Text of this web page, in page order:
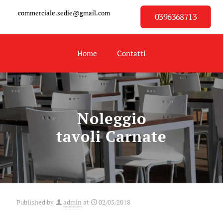
commerciale.sedie@gmail.com 0396368713
Home Contatti
Noleggio
tavoli Carnate
Published by admin at 02/05/2018